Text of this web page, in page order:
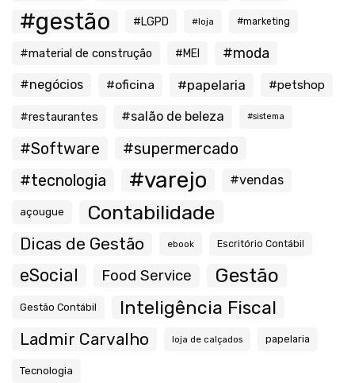
#gestão #LGPD #loja #marketing
#material de construção #MEI #moda
#negócios #oficina #papelaria #petshop
#restaurantes #salão de beleza #sistema
#Software
#supermercado
#tecnologia
#varejo #vendas
açougue Contabilidade
Dicas de Gestão ebook Escritório Contábil
eSocial Food Service Gestão
Gestão Contábil Inteligência Fiscal
Ladmir Carvalho loja de calçados papelaria
Tecnologia